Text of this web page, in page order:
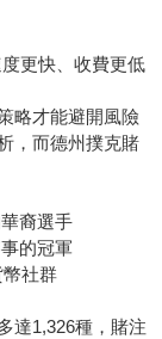
更快、收費更低
略才能避開風險
，而德州撲克賭
裔選手
的冠軍
社群
達1,326種，賭注